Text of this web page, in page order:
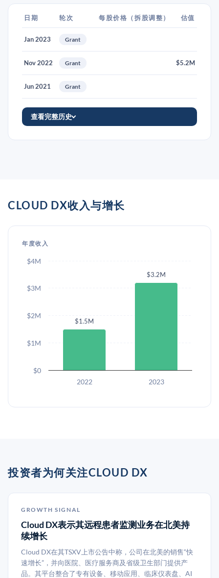
日期 轮次 每股价格（拆股调整） 估值
Jan 2023 Grant
Nov 2022 Grant $5.2M
Jun 2021 Grant
查看完整历史
CLOUD DX收入与增长
年度收入
$1.5M
$3.2M
2022 2023
$0
$1M
$2M
$3M
$4M
投资者为何关注CLOUD DX
GROWTH SIGNAL
Cloud DX表示其远程患者监测业务在北美持
续增长
Cloud DX在其TSXV上市公告中称，公司在北美的销售“快
速增长”，并向医院、医疗服务商及省级卫生部门提供产
品。其平台整合了专有设备、移动应用、临床仪表盘、AI